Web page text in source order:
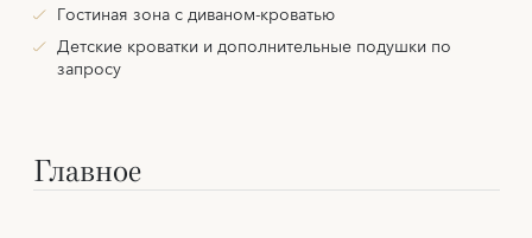
Гостиная зона с диваном-кроватью
Детские кроватки и дополнительные подушки по
запросу
Главное